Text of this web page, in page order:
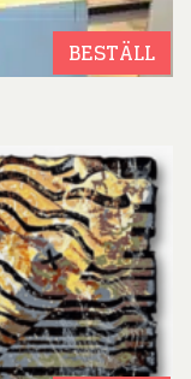
BESTÄLL